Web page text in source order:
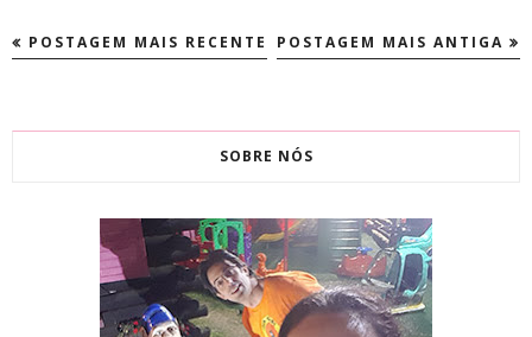
POSTAGEM MAIS RECENTE POSTAGEM MAIS ANTIGA
SOBRE NÓS